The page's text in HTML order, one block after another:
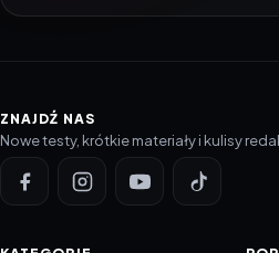
ZNAJDŹ NAS
Nowe testy, krótkie materiały i kulisy